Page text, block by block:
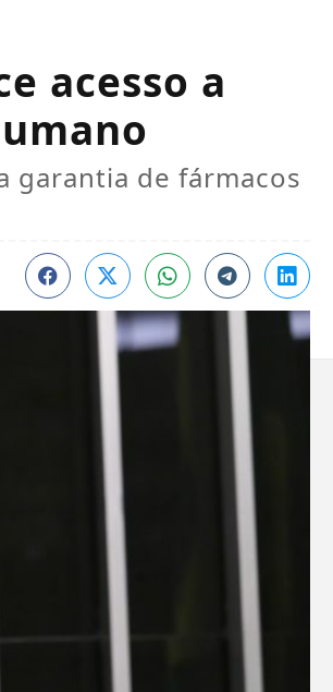
acesso a
garantia de fármacos